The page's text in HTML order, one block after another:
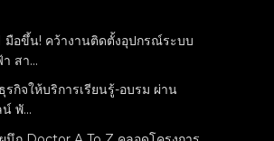
มือขึ้น! คว้างานติดตั้งอุปกรณ์ระบบ
สา...
รกิจให้บริการเรียนรู้-อบรม ผ่าน
พั...